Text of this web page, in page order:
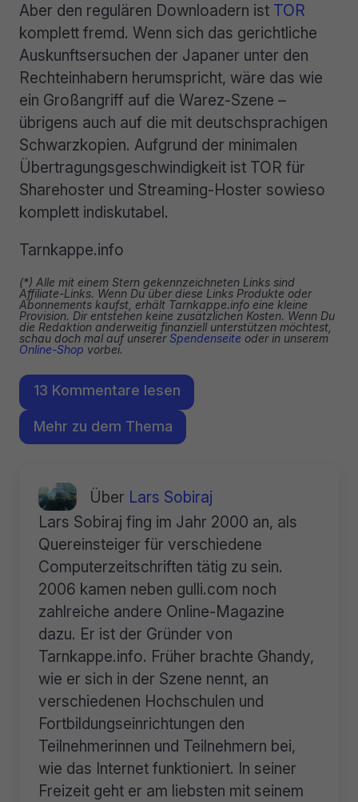
Aber den regulären Downloadern ist TOR
komplett fremd. Wenn sich das gerichtliche
Auskunftsersuchen der Japaner unter den
Rechteinhabern herumspricht, wäre das wie
ein Großangriff auf die Warez-Szene –
übrigens auch auf die mit deutschsprachigen
Schwarzkopien. Aufgrund der minimalen
Übertragungsgeschwindigkeit ist TOR für
Sharehoster und Streaming-Hoster sowieso
komplett indiskutabel.
Tarnkappe.info
(*) Alle mit einem Stern gekennzeichneten Links sind
Affiliate-Links. Wenn Du über diese Links Produkte oder
Abonnements kaufst, erhält Tarnkappe.info eine kleine
Provision. Dir entstehen keine zusätzlichen Kosten. Wenn Du
die Redaktion anderweitig finanziell unterstützen möchtest,
schau doch mal auf unsererSpendenseite oder in unserem
Online-Shop vorbei.
13 Kommentare lesen
Mehr zu dem Thema
Über Lars Sobiraj
Lars Sobiraj fing im Jahr 2000 an, als
Quereinsteiger für verschiedene
Computerzeitschriften tätig zu sein.
2006 kamen neben gulli.com noch
zahlreiche andere Online-Magazine
dazu. Er ist der Gründer von
Tarnkappe.info. Früher brachte Ghandy,
wie er sich in der Szene nennt, an
verschiedenen Hochschulen und
Fortbildungseinrichtungen den
Teilnehmerinnen und Teilnehmern bei,
wie das Internet funktioniert. In seiner
Freizeit geht er am liebsten mit seinem